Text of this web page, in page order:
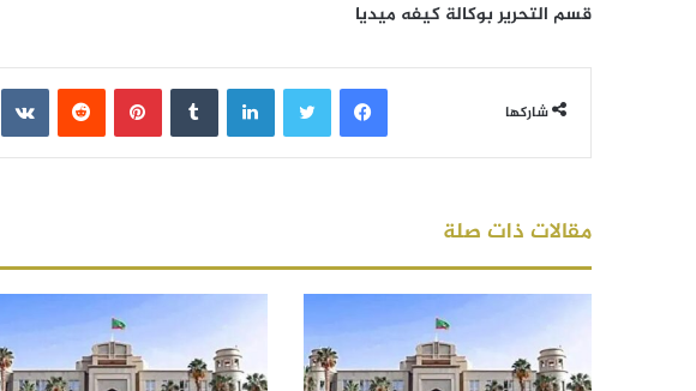
قسم التحرير بوكالة كيفه ميديا
شاركها
فيسبوك لينكدإن بينتيريست
مقالات ذات صلة